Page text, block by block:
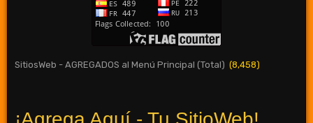
SitiosWeb - AGREGADOS al Menú Principal (Total) (8,458)